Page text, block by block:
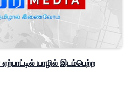
யாழில் இடம்பெற்ற